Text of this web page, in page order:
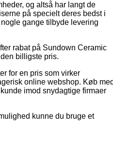
og altså har langt de
på specielt deres bedst i
gange tilbyde levering
rabat på Sundown Ceramic
billigste pris.
for en pris som virker
online webshop. Køb med
imod snydagtige firmaer
kunne du bruge et